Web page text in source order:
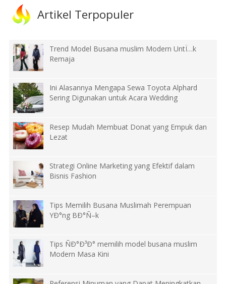
Artikel Terpopuler
Trend Model Busana muslim Modern UntÏ…k
Remaja
Ini Alasannya Mengapa Sewa Toyota Alphard
Sering Digunakan untuk Acara Wedding
Resep Mudah Membuat Donat yang Empuk dan
Lezat
Strategi Online Marketing yang Efektif dalam
Bisnis Fashion
Tips Memilih Busana Muslimah Perempuan
YÐ°ng BÐ°Ñ–k
Tips ÑÐ°Ð³Ð° memilih model busana muslim
Modern Masa Kini